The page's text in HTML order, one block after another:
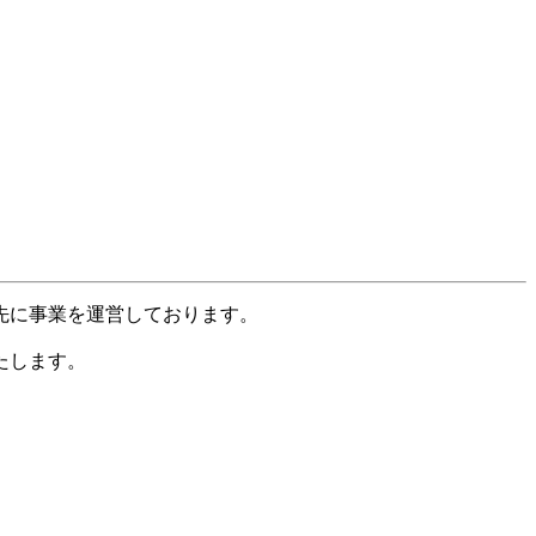
事業を運営しております。
ます。